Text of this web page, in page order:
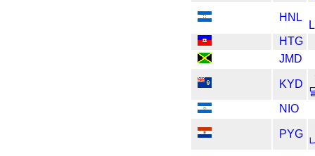
HNL
HTG
JMD
KYD
NIO
PYG